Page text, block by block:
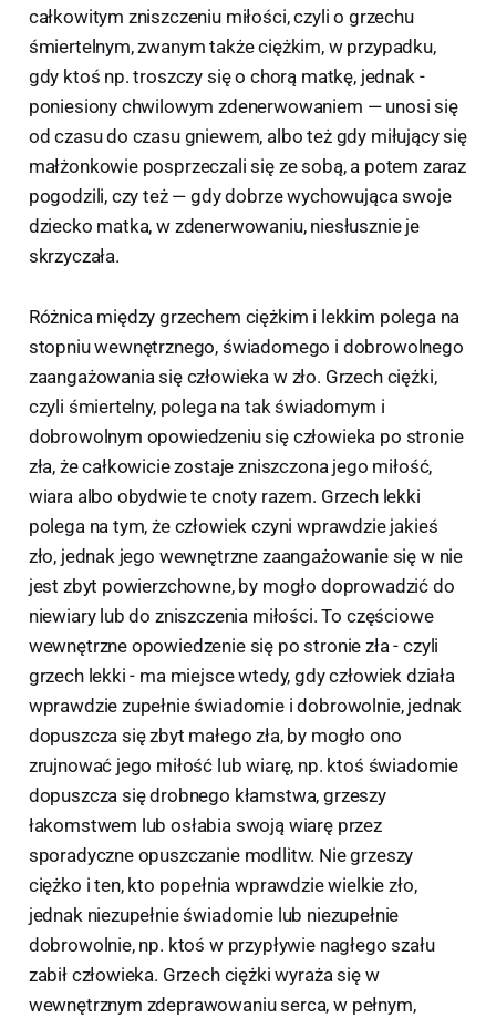
całkowitym zniszczeniu miłości, czyli o grzechu
śmiertelnym, zwanym także ciężkim, w przypadku,
gdy ktoś np. troszczy się o chorą matkę, jednak -
poniesiony chwilowym zdenerwowaniem — unosi się
od czasu do czasu gniewem, albo też gdy miłujący się
małżonkowie posprzeczali się ze sobą, a potem zaraz
pogodzili, czy też — gdy dobrze wychowująca swoje
dziecko matka, w zdenerwowaniu, niesłusznie je
skrzyczała.
Różnica między grzechem ciężkim i lekkim polega na
stopniu wewnętrznego, świadomego i dobrowolnego
zaangażowania się człowieka w zło. Grzech ciężki,
czyli śmiertelny, polega na tak świadomym i
dobrowolnym opowiedzeniu się człowieka po stronie
zła, że całkowicie zostaje zniszczona jego miłość,
wiara albo obydwie te cnoty razem. Grzech lekki
polega na tym, że człowiek czyni wprawdzie jakieś
zło, jednak jego wewnętrzne zaangażowanie się w nie
jest zbyt powierzchowne, by mogło doprowadzić do
niewiary lub do zniszczenia miłości. To częściowe
wewnętrzne opowiedzenie się po stronie zła - czyli
grzech lekki - ma miejsce wtedy, gdy człowiek działa
wprawdzie zupełnie świadomie i dobrowolnie, jednak
dopuszcza się zbyt małego zła, by mogło ono
zrujnować jego miłość lub wiarę, np. ktoś świadomie
dopuszcza się drobnego kłamstwa, grzeszy
łakomstwem lub osłabia swoją wiarę przez
sporadyczne opuszczanie modlitw. Nie grzeszy
ciężko i ten, kto popełnia wprawdzie wielkie zło,
jednak niezupełnie świadomie lub niezupełnie
dobrowolnie, np. ktoś w przypływie nagłego szału
zabił człowieka. Grzech ciężki wyraża się w
wewnętrznym zdeprawowaniu serca, w pełnym,